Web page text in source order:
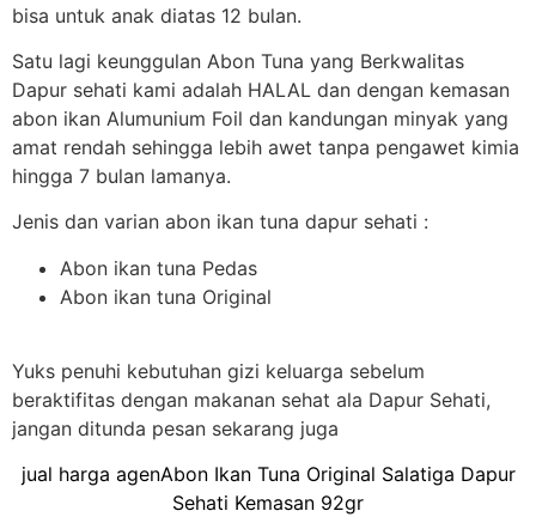
bisa untuk anak diatas 12 bulan.
Satu lagi keunggulan Abon Tuna yang Berkwalitas
Dapur sehati kami adalah HALAL dan dengan kemasan
abon ikan Alumunium Foil dan kandungan minyak yang
amat rendah sehingga lebih awet tanpa pengawet kimia
hingga 7 bulan lamanya.
Jenis dan varian abon ikan tuna dapur sehati :
Abon ikan tuna Pedas
Abon ikan tuna Original
Yuks penuhi kebutuhan gizi keluarga sebelum
beraktifitas dengan makanan sehat ala Dapur Sehati,
jangan ditunda pesan sekarang juga
jual harga agenAbon Ikan Tuna Original Salatiga Dapur
Sehati Kemasan 92gr